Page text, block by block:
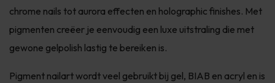
chrome nails tot aurora effecten en holographic finishes. Met
pigmenten creëer je eenvoudig een luxe uitstraling die met
gewone gelpolish lastig te bereiken is.
Pigment nailart wordt veel gebruikt bij gel, BIAB en acryl en is